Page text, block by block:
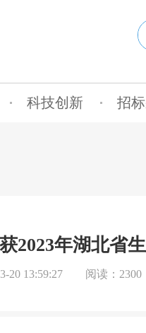
科技创新 招
2023年湖北省
20 13:59:27 阅读：2300